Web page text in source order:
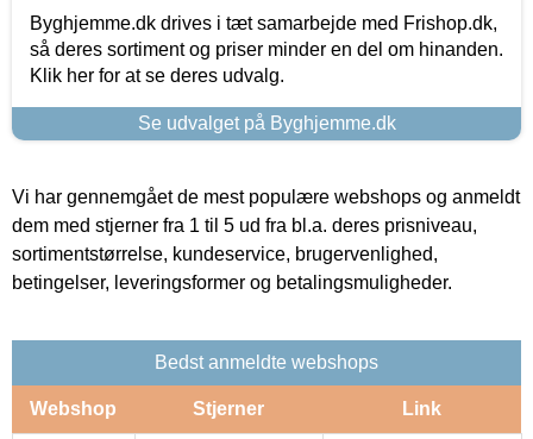
Byghjemme.dk drives i tæt samarbejde med Frishop.dk,
så deres sortiment og priser minder en del om hinanden.
Klik her for at se deres udvalg.
Se udvalget på Byghjemme.dk
Vi har gennemgået de mest populære webshops og anmeldt
dem med stjerner fra 1 til 5 ud fra bl.a. deres prisniveau,
sortimentstørrelse, kundeservice, brugervenlighed,
betingelser, leveringsformer og betalingsmuligheder.
Bedst anmeldte webshops
Webshop Stjerner Link